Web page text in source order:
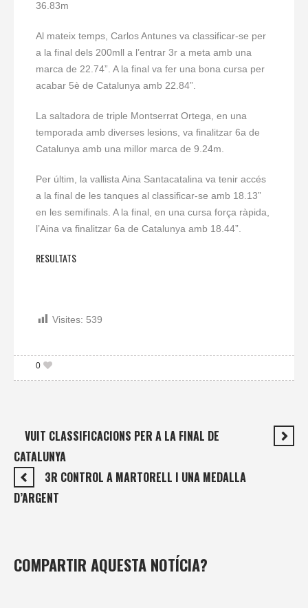
36.83m
Al mateix temps, Carlos Antunes va classificar-se per
a la final dels 200mll a l’entrar 3r a meta amb una
marca de 22.74”. A la final va fer una bona cursa per
acabar 5è de Catalunya amb 22.84”.
La saltadora de triple Montserrat Ortega, en una
temporada amb diverses lesions, va finalitzar 6a de
Catalunya amb una millor marca de 9.24m.
Per últim, la vallista Aina Santacatalina va tenir accés
a la final de les tanques al classificar-se amb 18.13”
en les semifinals. A la final, en una cursa força ràpida,
l’Aina va finalitzar 6a de Catalunya amb 18.44”.
RESULTATS
Visites: 539
0
VUIT CLASSIFICACIONS PER A LA FINAL DE
CATALUNYA
3R CONTROL A MARTORELL I UNA MEDALLA
D’ARGENT
COMPARTIR AQUESTA NOTÍCIA?